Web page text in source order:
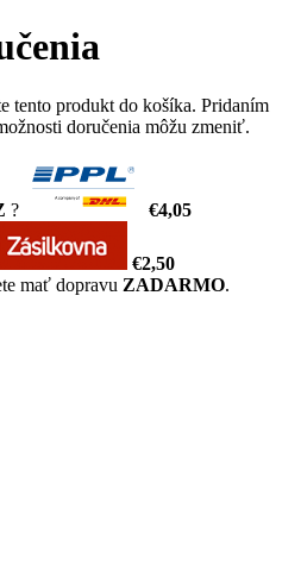
tento produkt do košíka. Pridaním
doručenia môžu zmeniť.
? €4,05
€2,50
mať dopravu ZADARMO.